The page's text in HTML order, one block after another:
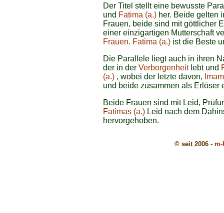
Der Titel stellt eine bewusste
und Fatima (a.) her. Beide gelten
Frauen, beide sind mit göttlicher
einer einzigartigen Mutterschaft
Frauen. Fatima (a.) ist die Beste
Die Parallele liegt auch in ihren
der in der Verborgenheitlebt und
(a.) , wobei der letzte davon,
und beide zusammen als Erlöser
Beide Frauen sind mit Leid,
Fatimas (a.) Leid nach dem
hervorgehoben.
© seit 2006 - m-